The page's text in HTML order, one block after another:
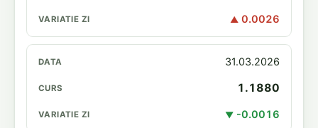
▲ 0.0026
31.03.2026
1.1880
▼ -0.0016